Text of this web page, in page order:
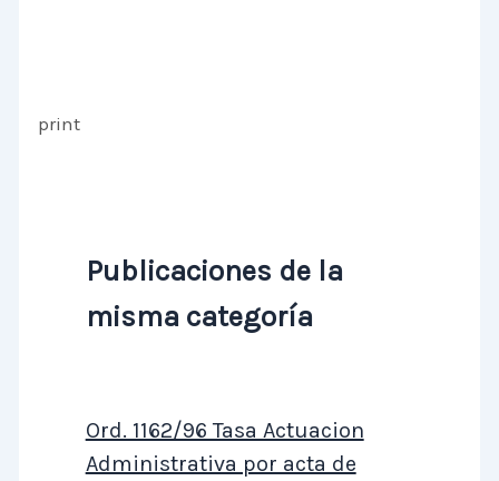
print
Publicaciones de la
misma categoría
Ord. 1162/96 Tasa Actuacion
Administrativa por acta de